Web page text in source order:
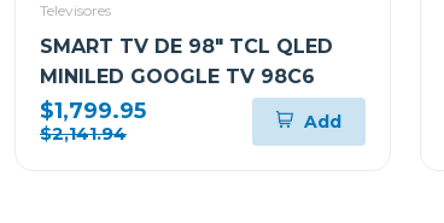
Televisores
SMART TV DE 98" TCL QLED
MINILED GOOGLE TV 98C6
$1,799.95
$2,141.94
Add